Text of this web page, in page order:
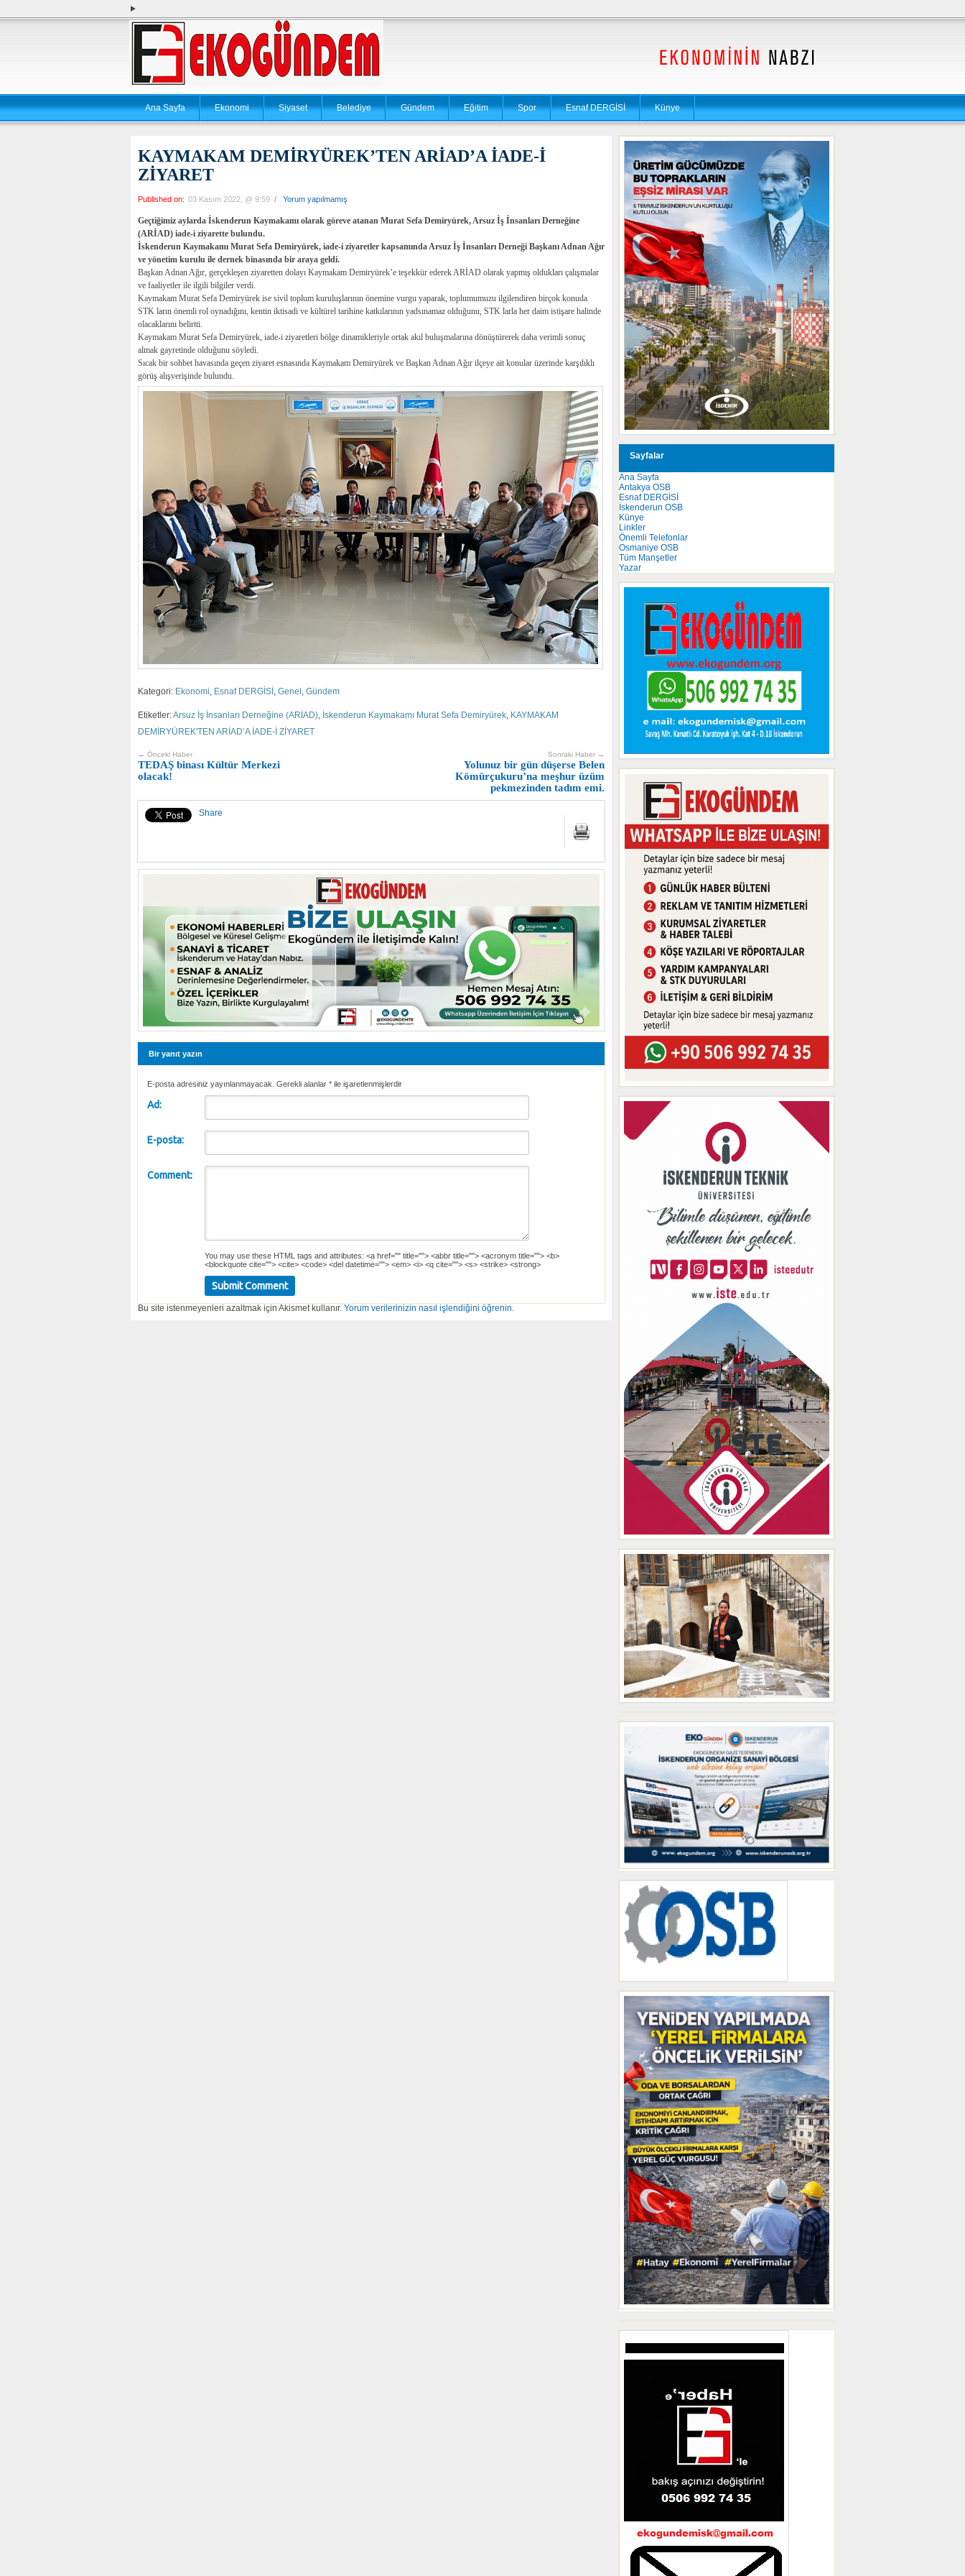
Ana Sayfa Ekonomi Siyaset Belediye Gündem Eğitim Spor Esnaf DERGİSİ Künye
KAYMAKAM DEMİRYÜREK’TEN ARİAD’A İADE-İ
ZİYARET
Published on: 03 Kasım 2022, @ 9:59 / Yorum yapılmamış
Geçtiğimiz aylarda İskenderun Kaymakamı olarak göreve atanan Murat Sefa Demiryürek, Arsuz İş İnsanları Derneğine
(ARİAD) iade-i ziyarette bulundu.
İskenderun Kaymakamı Murat Sefa Demiryürek, iade-i ziyaretler kapsamında Arsuz İş İnsanları Derneği Başkanı Adnan Ağır
ve yönetim kurulu ile dernek binasında bir araya geldi.
Başkan Adnan Ağır, gerçekleşen ziyaretten dolayı Kaymakam Demiryürek’e teşekkür ederek ARİAD olarak yapmış oldukları çalışmalar
ve faaliyetler ile ilgili bilgiler verdi.
Kaymakam Murat Sefa Demiryürek ise sivil toplum kuruluşlarının önemine vurgu yaparak, toplumumuzu ilgilendiren birçok konuda
STK ların önemli rol oynadığını, kentin iktisadi ve kültürel tarihine katkılarının yadsınamaz olduğunu, STK larla her daim istişare halinde
olacaklarını belirtti.
Kaymakam Murat Sefa Demiryürek, iade-i ziyaretleri bölge dinamikleriyle ortak akıl buluşmalarına dönüştürerek daha verimli sonuç
almak gayretinde olduğunu söyledi.
Sıcak bir sohbet havasında geçen ziyaret esnasında Kaymakam Demiryürek ve Başkan Adnan Ağır ilçeye ait konular üzerinde karşılıklı
görüş alışverişinde bulundu.
Kategori: Ekonomi Esnaf DERGİSİ Genel Gündem
Etiketler:Arsuz İş İnsanları Derneğine (ARİAD) İskenderun Kaymakamı Murat Sefa Demiryürek KAYMAKAM
DEMİRYÜREK'TEN ARİAD’A İADE-İ ZİYARET
Sonraki Haber →
Yolunuz bir gün düşerse Belen
Kömürçukuru’na meşhur üzüm
pekmezinden tadım emi.
← Önceki Haber
TEDAŞ binası Kültür Merkezi
olacak!
Share
Bir yanıt yazın
E-posta adresiniz yayınlanmayacak. Gerekli alanlar * ile işaretlenmişlerdir
Ad:
E-posta:
Comment:
You may use these HTML tags and attributes: <a href="" title=""> <abbr title=""> <acronym title=""> <b>
<blockquote cite=""> <cite> <code> <del datetime=""> <em> <i> <q cite=""> <s> <strike> <strong>
Bu site istenmeyenleri azaltmak için Akismet kullanır. Yorum verilerinizin nasıl işlendiğini öğrenin.
Sayfalar
Ana Sayfa
Antakya OSB
Esnaf DERGİSİ
İskenderun OSB
Künye
Linkler
Önemli Telefonlar
Osmaniye OSB
Tüm Manşetler
Yazar